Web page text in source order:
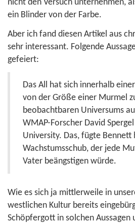
nicht den Versuch unternehmen,
ein Blinder von der Farbe.
Aber ich fand diesen Artikel aus
sehr interessant. Folgende
gefeiert:
Das All hat sich innerhalb
von der Größe einer Murmel
beobachtbaren Universums
WMAP-Forscher David
University. Das, fügte Bennett
Wachstumsschub, der jede
Vater beängstigen würde.
Wie es sich ja mittlerweile in
westlichen Kultur bereits
Schöpfergott in solchen